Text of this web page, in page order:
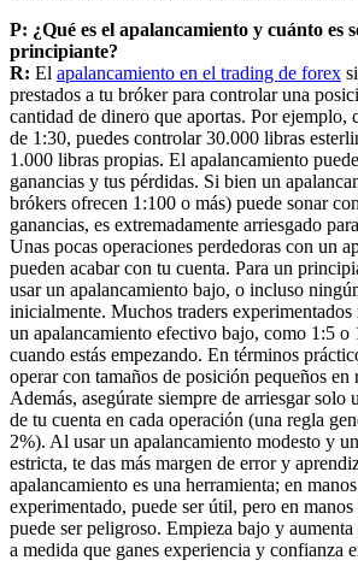
P: ¿Qué es el apalancamiento y cuánto es
principiante?
R: El apalancamiento en el trading de forex
prestados a tu bróker para controlar una
cantidad de dinero que aportas. Por ejemplo,
de 1:30, puedes controlar 30.000 libras
1.000 libras propias. El apalancamiento
ganancias y tus pérdidas. Si bien un
brókers ofrecen 1:100 o más) puede sonar
ganancias, es extremadamente arriesgado
Unas pocas operaciones perdedoras con un
pueden acabar con tu cuenta. Para un
usar un apalancamiento bajo, o incluso
inicialmente. Muchos traders experimentados
un apalancamiento efectivo bajo, como 1:5 o
cuando estás empezando. En términos
operar con tamaños de posición pequeños
Además, asegúrate siempre de arriesgar solo
de tu cuenta en cada operación (una regla
2%). Al usar un apalancamiento modesto y
estricta, te das más margen de error y
apalancamiento es una herramienta; en
experimentado, puede ser útil, pero en
puede ser peligroso. Empieza bajo y
a medida que ganes experiencia y confianza